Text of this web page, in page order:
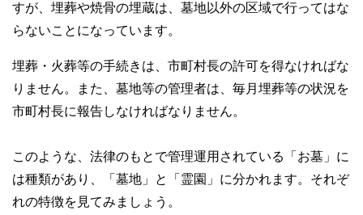
すが、埋葬や焼骨の埋蔵は、墓地以外の区域で行ってはな
らないことになっています。
埋葬・火葬等の手続きは、市町村長の許可を得なければな
りません。また、墓地等の管理者は、毎月埋葬等の状況を
市町村長に報告しなければなりません。
このような、法律のもとで管理運用されている「お墓」に
は種類があり、「墓地」と「霊園」に分かれます。それぞ
れの特徴を見てみましょう。